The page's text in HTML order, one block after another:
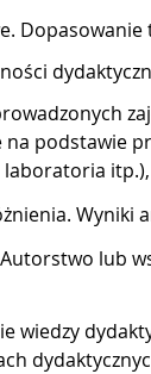
podstawie
laboratoria
Wyniki
lub
wiedzy